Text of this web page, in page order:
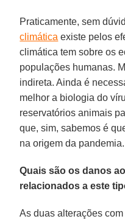
Praticamente, sem
climática existe pelos
climática tem sobre os
populações humanas.
indireta. Ainda é
melhor a biologia do
reservatórios animais
que, sim, sabemos é
na origem da pandemia.
Quais são os danos
relacionados a este
As duas alterações